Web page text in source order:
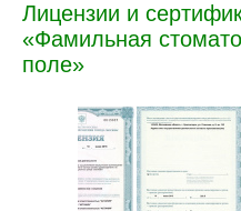
Лицензии и
«Фамильная
поле»